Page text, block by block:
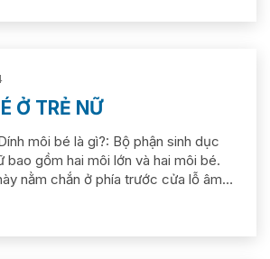
băn khoăn của...
Ở TRẺ NỮ
môi bé là gì?: Bộ phận sinh dục
bao gồm hai môi lớn và hai môi bé.
nằm chắn ở phía trước cửa lỗ âm
thường thì hai môi bé tách biệt nhau
ở giữa. Hình 1: Cơ quan sinh...